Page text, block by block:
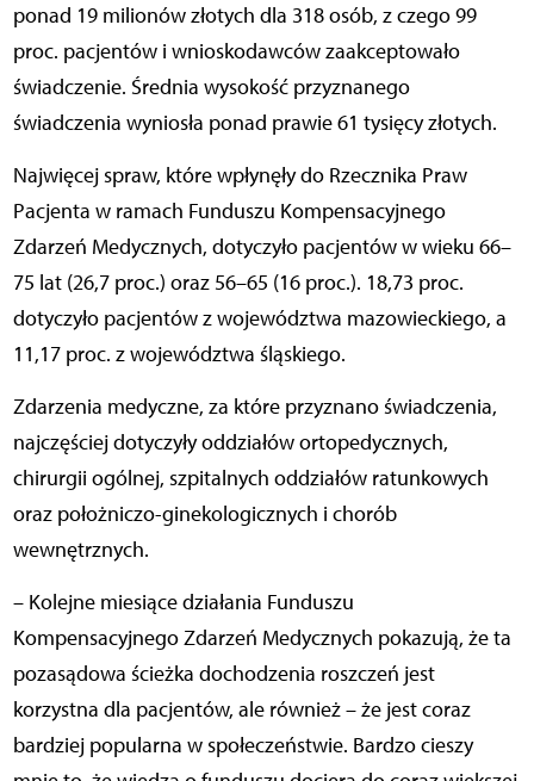
ponad 19 milionów złotych dla 318 osób, z czego 99
proc. pacjentów i wnioskodawców zaakceptowało
świadczenie. Średnia wysokość przyznanego
świadczenia wyniosła ponad prawie 61 tysięcy złotych.
Najwięcej spraw, które wpłynęły do Rzecznika Praw
Pacjenta w ramach Funduszu Kompensacyjnego
Zdarzeń Medycznych, dotyczyło pacjentów w wieku 66–
75 lat (26,7 proc.) oraz 56–65 (16 proc.). 18,73 proc.
dotyczyło pacjentów z województwa mazowieckiego, a
11,17 proc. z województwa śląskiego.
Zdarzenia medyczne, za które przyznano świadczenia,
najczęściej dotyczyły oddziałów ortopedycznych,
chirurgii ogólnej, szpitalnych oddziałów ratunkowych
oraz położniczo-ginekologicznych i chorób
wewnętrznych.
– Kolejne miesiące działania Funduszu
Kompensacyjnego Zdarzeń Medycznych pokazują, że ta
pozasądowa ścieżka dochodzenia roszczeń jest
korzystna dla pacjentów, ale również – że jest coraz
bardziej popularna w społeczeństwie. Bardzo cieszy